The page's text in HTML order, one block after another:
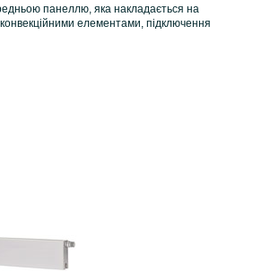
панеллю, яка накладається на
елементами, підключення